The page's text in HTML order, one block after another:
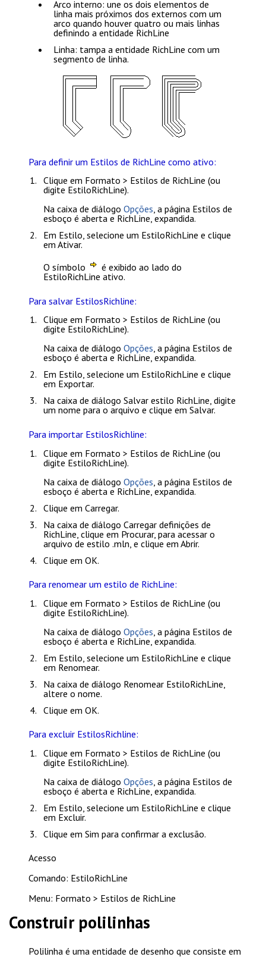
Arco interno: une os dois elementos de
linha mais próximos dos externos com um
arco quando houver quatro ou mais linhas
definindo a entidade RichLine
Linha: tampa a entidade RichLine com um
segmento de linha.
Para definir um Estilos de RichLine como ativo:
Clique em Formato > Estilos de RichLine (ou
digite EstiloRichLine).
Na caixa de diálogoOpções, a página Estilos de
esboço é aberta e RichLine, expandida.
Em Estilo, selecione um EstiloRichLine e clique
emAtivar.
O símbolo
é exibido ao lado do
EstiloRichLine ativo.
Para salvar EstilosRichline:
Clique em Formato > Estilos de RichLine (ou
digite EstiloRichLine).
Na caixa de diálogoOpções, a página Estilos de
esboço é aberta e RichLine, expandida.
Em Estilo, selecione um EstiloRichLine e clique
em Exportar.
Na caixa de diálogoSalvar estilo RichLine, digite
um nome para o arquivo e clique emSalvar.
Para importar EstilosRichline:
Clique em Formato > Estilos de RichLine (ou
digite EstiloRichLine).
Na caixa de diálogoOpções , a página Estilos de
esboço é aberta e RichLine , expandida.
Clique emCarregar.
Na caixa de diálogoCarregar definições de
RichLine , clique em Procurar, para acessar o
arquivo de estilo .mln, e clique emAbrir.
Clique emOK.
Para renomear um estilo de RichLine:
Clique em Formato > Estilos de RichLine (ou
digite EstiloRichLine).
Na caixa de diálogoOpções , a página Estilos de
esboço é aberta e RichLine , expandida.
Em Estilo , selecione um EstiloRichLine e clique
em Renomear.
Na caixa de diálogo Renomear EstiloRichLine
altere o nome.
Clique emOK.
Para excluir EstilosRichline:
Clique em Formato > Estilos de RichLine (ou
digite EstiloRichLine).
Na caixa de diálogoOpções , a página Estilos de
esboço é aberta e RichLine , expandida.
Em Estilo , selecione um EstiloRichLine e clique
em Excluir.
Clique emSim para confirmar a exclusão.
Acesso
Comando: EstiloRichLine
Menu: Formato > Estilos de RichLine
Construir polilinhas
Polilinha é uma entidade de desenho que consiste em